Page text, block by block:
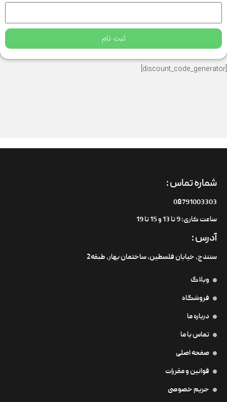
ثبت نام
[discount_code_generator]
شماره تماس :
08791003303
ساعت کاری: 9 تا 13 و 15 تا 19
آدرس :
سنندج، خیابان فلسطین،‌ ساختمان بهار، طبقه2
وبلاگ
فروشگاه
درباره ما
تماس با ما
صفحه اصلی
قوانین و مقررات
حریم خصوصی